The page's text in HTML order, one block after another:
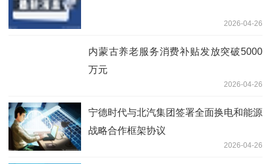
2026-04-26
内蒙古养老服务消费补贴发放突破5000
万元
2026-04-26
宁德时代与北汽集团签署全面换电和能源
战略合作框架协议
2026-04-26